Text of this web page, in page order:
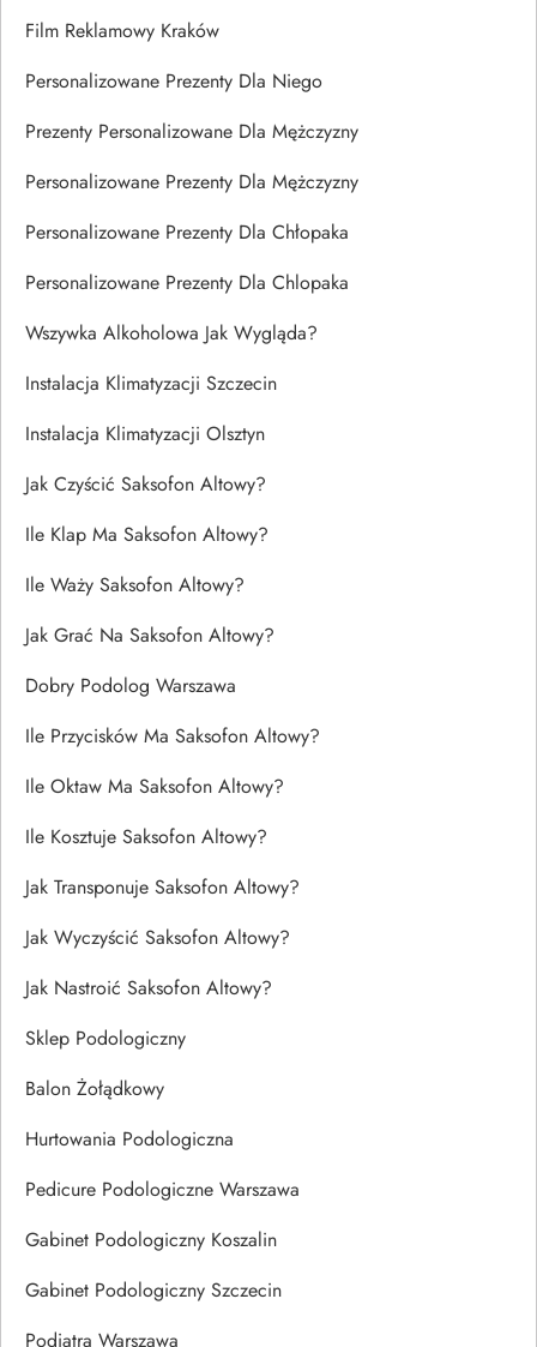
Film Reklamowy Kraków
Personalizowane Prezenty Dla Niego
Prezenty Personalizowane Dla Mężczyzny
Personalizowane Prezenty Dla Mężczyzny
Personalizowane Prezenty Dla Chłopaka
Personalizowane Prezenty Dla Chlopaka
Wszywka Alkoholowa Jak Wygląda?
Instalacja Klimatyzacji Szczecin
Instalacja Klimatyzacji Olsztyn
Jak Czyścić Saksofon Altowy?
Ile Klap Ma Saksofon Altowy?
Ile Waży Saksofon Altowy?
Jak Grać Na Saksofon Altowy?
Dobry Podolog Warszawa
Ile Przycisków Ma Saksofon Altowy?
Ile Oktaw Ma Saksofon Altowy?
Ile Kosztuje Saksofon Altowy?
Jak Transponuje Saksofon Altowy?
Jak Wyczyścić Saksofon Altowy?
Jak Nastroić Saksofon Altowy?
Sklep Podologiczny
Balon Żołądkowy
Hurtowania Podologiczna
Pedicure Podologiczne Warszawa
Gabinet Podologiczny Koszalin
Gabinet Podologiczny Szczecin
Podiatra Warszawa